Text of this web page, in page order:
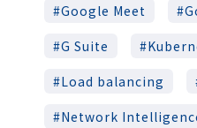
Google Meet
G Suite
Load balancing
Network